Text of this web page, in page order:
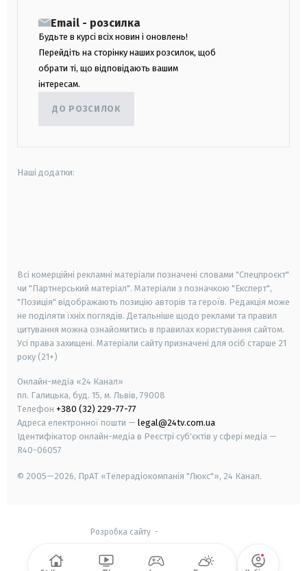
Email - розсилка
Будьте в курсі всіх новин і оновлень!
Перейдіть на сторінку наших розсилок, щоб
обрати ті, що відповідають вашим
інтересам.
ДО РОЗСИЛОК
Наші додатки:
Всі комерційні рекламні матеріали позначені словами "Спецпроєкт"
чи "Партнерський матеріал". Матеріали з позначкою "Експерт",
"Позиція" відображають позицію авторів та героїв. Редакція може
не поділяти їхніх поглядів. Детальніше щодо реклами та правил
цитування можна ознайомитись в правилах користування сайтом.
Усі права захищені. Матеріали сайту призначені для осіб старше 21
року (21+)
Онлайн-медіа «24 Канал»
пл. Галицька, буд. 15, м. Львів, 79008
Телефон +380 (32) 229-77-77
Адреса електронної пошти — legal@24tv.com.ua
Ідентифікатор онлайн-медіа в Реєстрі суб'єктів у сфері медіа —
R40-06057
© 2005—2026, ПрАТ «Телерадіокомпанія "Люкс"», 24 Канал.
Розробка сайту-